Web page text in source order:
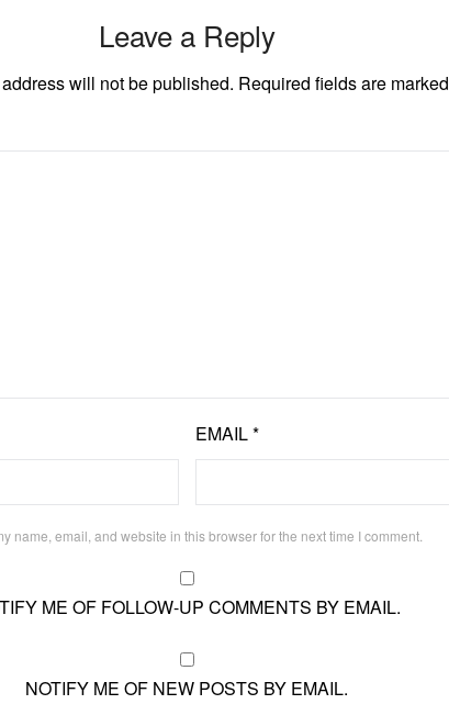
Leave a Reply
will not be published. Required fields are marked
EMAIL*
name, email, and website in this browser for the next time I comment.
ME OF FOLLOW-UP COMMENTS BY EMAIL.
NOTIFY ME OF NEW POSTS BY EMAIL.